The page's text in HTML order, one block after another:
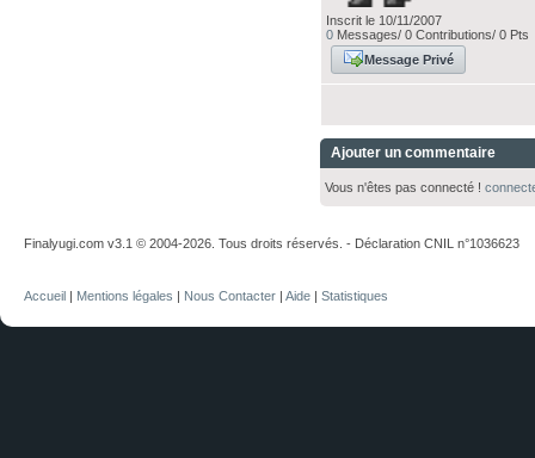
Inscrit le 10/11/2007
0 Messages/ 0 Contributions/ 0 Pts
Message Privé
Ajouter un commentaire
Vous n'êtes pas connecté !
Finalyugi.com v3.1 © 2004-2026. Tous droits réservés. - Déclaration CNIL n°1036623
Accueil | Mentions légales | Nous Contacter | Aide | Statistiques